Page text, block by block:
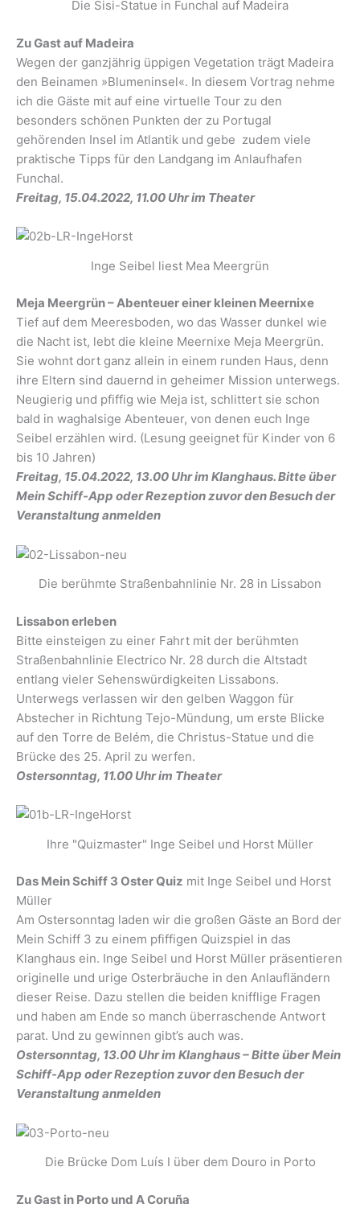
Die Sisi-Statue in Funchal auf Madeira
Zu Gast auf Madeira
Wegen der ganzjährig üppigen Vegetation trägt Madeira
den Beinamen »Blumeninsel«. In diesem Vortrag nehme
ich die Gäste mit auf eine virtuelle Tour zu den
besonders schönen Punkten der zu Portugal
gehörenden Insel im Atlantik und gebe zudem viele
praktische Tipps für den Landgang im Anlaufhafen
Funchal.
Freitag, 15.04.2022, 11.00 Uhr im Theater
Inge Seibel liest Mea Meergrün
Meja Meergrün – Abenteuer einer kleinen Meernixe
Tief auf dem Meeresboden, wo das Wasser dunkel wie
die Nacht ist, lebt die kleine Meernixe Meja Meergrün.
Sie wohnt dort ganz allein in einem runden Haus, denn
ihre Eltern sind dauernd in geheimer Mission unterwegs.
Neugierig und pfiffig wie Meja ist, schlittert sie schon
bald in waghalsige Abenteuer, von denen euch Inge
Seibel erzählen wird. (Lesung geeignet für Kinder von 6
bis 10 Jahren)
Freitag, 15.04.2022, 13.00 Uhr im Klanghaus. Bitte über
Mein Schiff-App oder Rezeption zuvor den Besuch der
Veranstaltung anmelden
Die berühmte Straßenbahnlinie Nr. 28 in Lissabon
Lissabon erleben
Bitte einsteigen zu einer Fahrt mit der berühmten
Straßenbahnlinie Electrico Nr. 28 durch die Altstadt
entlang vieler Sehenswürdigkeiten Lissabons.
Unterwegs verlassen wir den gelben Waggon für
Abstecher in Richtung Tejo-Mündung, um erste Blicke
auf den Torre de Belém, die Christus-Statue und die
Brücke des 25. April zu werfen.
Ostersonntag, 11.00 Uhr im Theater
Ihre "Quizmaster" Inge Seibel und Horst Müller
Das Mein Schiff 3 Oster Quiz mit Inge Seibel und Horst
Müller
Am Ostersonntag laden wir die großen Gäste an Bord der
Mein Schiff 3 zu einem pfiffigen Quizspiel in das
Klanghaus ein. Inge Seibel und Horst Müller präsentieren
originelle und urige Osterbräuche in den Anlaufländern
dieser Reise. Dazu stellen die beiden knifflige Fragen
und haben am Ende so manch überraschende Antwort
parat. Und zu gewinnen gibt’s auch was.
Ostersonntag, 13.00 Uhr im Klanghaus – Bitte über Mein
Schiff-App oder Rezeption zuvor den Besuch der
Veranstaltung anmelden
Die Brücke Dom Luís I über dem Douro in Porto
Zu Gast in Porto und A Coruña